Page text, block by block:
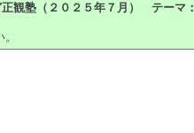
観塾（２０２５年７月） テーマ：